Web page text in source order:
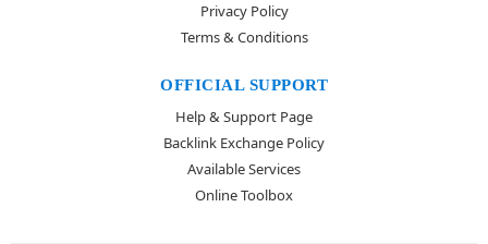
Privacy Policy
Terms & Conditions
OFFICIAL SUPPORT
Help & Support Page
Backlink Exchange Policy
Available Services
Online Toolbox